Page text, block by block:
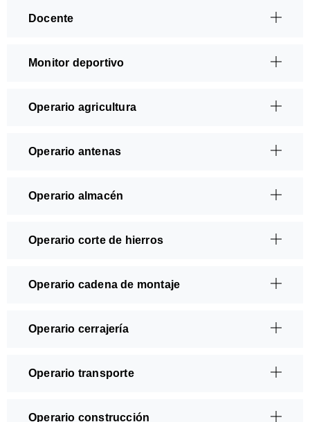
Docente
Monitor deportivo
Operario agricultura
Operario antenas
Operario almacén
Operario corte de hierros
Operario cadena de montaje
Operario cerrajería
Operario transporte
Operario construcción